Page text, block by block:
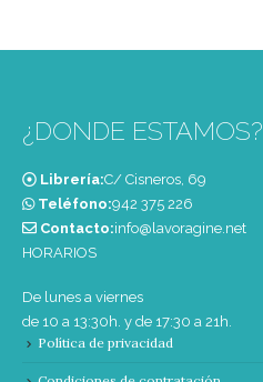
¿DONDE ESTAMOS?
Librería:C/ Cisneros, 69
Teléfono:‭942 375 226‬
Contacto:info@lavoragine.net
HORARIOS
De lunes a viernes
de 10 a 13:30h. y de 17:30 a 21h.
Política de privacidad